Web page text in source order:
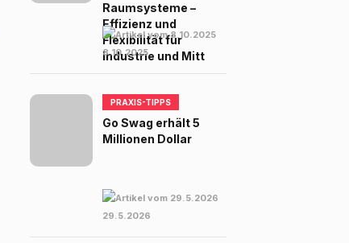
Raumsysteme –
Effizienz und
Flexibilität für
Industrie und Mitt
8.10.2025
PRAXIS-TIPPS
Go Swag erhält 5
Millionen Dollar
29.5.2026